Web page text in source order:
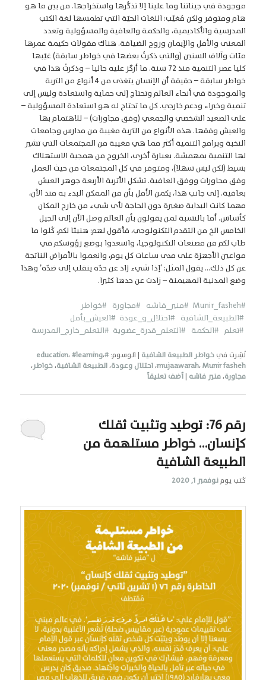
موجودة في جيناتنا وما علينا إلا تذكُّرها واستخراجها. من بين ما هو
هام ومتوفر ولكن مُغيَّب: اللغات الحيّة التي تطمسها لغة الكتب
المدرسية والأكاديمية، والحكمة والعافية والمسؤولية وتعدد
المعنى والأمل والإيمان وروح الضيافة. هناك مقولات حكيمة عمرها
مئات وآلاف السنين (والتي ذكرتُ بعضها في خواطر سابقة) غيّبها
كليا عصر التنمية منذ 72 سنة. ما أركّز عليه حاليا – وذكرتُ هذا في
خواطر سابقة – حقيقة أن الإنسان يتغذى من 4 أنواع من التربة
والموجودة في أنحاء العالم وتحتاج إلى حماية واستعادة وليس إلى
تنمية وخبراء ودعم خارجي. كل ما تحتاج له هو استعادة المسؤولية –
على الصعيد الشخصي والجمعي (وفق مجاورات) – للاهتمام بها
والعيش وفقها. هذه الأنواع من التربة مغيبة من مدارس وجامعات
النخبة وبرامج التنمية أكثر مما هي مغيبة من المجتمعات التي تشير
لها التنمية بمهمشة. بعبارة أخرى، الخروج من همجية الاستهلاك
بسيط (لكن ليس سهلا)، ومتوفر في كل المجتمعات من حيث العمل
وفق مجاورات ووفق العافية. تشكل الأتربة الأربعة جوهر العيش
بعافية. إلى جانب هذا، يكمن الأمل بأن من الممكن البدء به منذ الآن،
مهما كانت البداية صغيرة دون الحاجة لأي شيء من خارج المكان
كأساس. أما بالنسبة لمن يقولون بأن العالم وصل الآن إلى الجيل
الخامس الخ من التقدم التكنولوجي، فأقول لهم: هنيئا لكم، كُلوا ما
طاب لكم من مصنعات التكنولوجيا، واسعدوا بوضع رؤوسكم في
مواعين الأجهزة على مدى ساعات كل يوم، وانعموا بالأمراض الناتجة
عن كل ذلك… يقول المثل: ‘إذا شيء زاد عن حدّه ينقلب إلى ضدّه’ وهذا
وضع المدنية المهيمنة – زادت عن حدها كثيرا.
#Munir_fasheh #منير_فاشه #مجاورة
#خواطر
#الطبيعة_الشافية #احتلال_و_عودة #العيش_بأمل
#تعلم
#الحكمة #التعلم_قدرة_عضوية #التعلم_خارج_المدرسة
نُشِرت في خواطر الطبيعة الشافية | الوسوم: #education ،#learning،
mujaawarah،Munir fasheh ،احتلال وعودة،الطبيعة الشافية،خواطر،
مجاورة،منير فاشه |أضف تعليقاً
رقم 76: توطيد وتثبيت ثقلك
كإنسان… خواطر مستلهمة من
الطبيعة الشافية
كُتب يومنوفمبر 1, 2020